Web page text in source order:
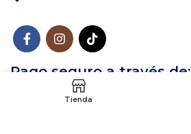
Pago seguro a través de:
Tienda